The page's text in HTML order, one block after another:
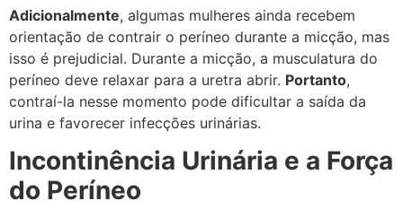
Adicionalmente, algumas mulheres ainda recebem
orientação de contrair o períneo durante a micção, mas
isso é prejudicial. Durante a micção, a musculatura do
períneo deve relaxar para a uretra abrir. Portanto,
contraí-la nesse momento pode dificultar a saída da
urina e favorecer infecções urinárias.
Incontinência Urinária e a Força
do Períneo